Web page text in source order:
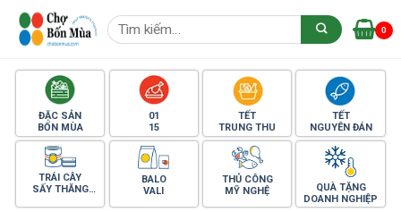
Skip
Tìm
kiếm:
0
ĐẶC SẢN
BỐN MÙA
01
15
TẾT
TRUNG THU
TẾT
NGUYÊN ĐÁN
TRÁI CÂY
SẤY THĂNG
BALO
VALI
THỦ CÔNG
MỸ NGHỆ
QUÀ TẶNG
DOANH NGHIỆP